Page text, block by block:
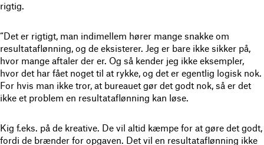
rigtig.
“Det er rigtigt, man indimellem hører mange snakke om
resultataflønning, og de eksisterer. Jeg er bare ikke sikker på,
hvor mange aftaler der er. Og så kender jeg ikke eksempler,
hvor det har fået noget til at rykke, og det er egentlig logisk nok.
For hvis man ikke tror, at bureauet gør det godt nok, så er det
ikke et problem en resultataflønning kan løse.
Kig f.eks. på de kreative. De vil altid kæmpe for at gøre det godt,
fordi de brænder for opgaven. Det vil en resultataflønning ikke